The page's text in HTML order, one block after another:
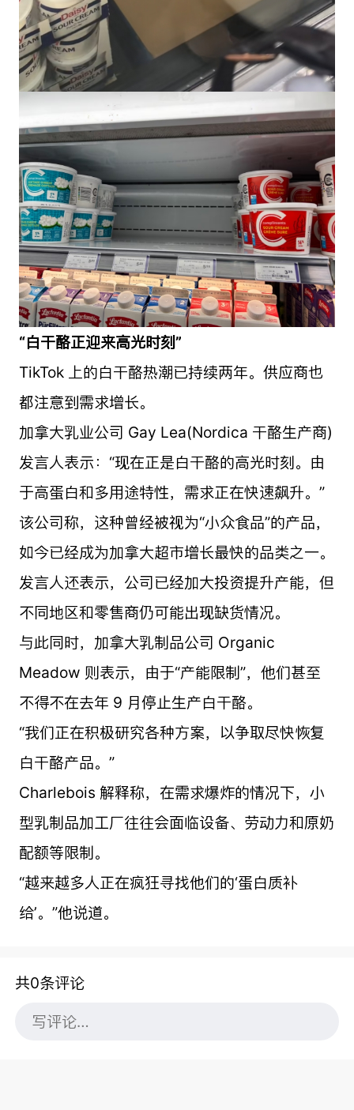
“白干酪正迎来高光时刻”
TikTok 上的白干酪热潮已持续两年。供应商也
都注意到需求增长。
加拿大乳业公司 Gay Lea(Nordica 干酪生产商)
发言人表示：“现在正是白干酪的高光时刻。由
于高蛋白和多用途特性，需求正在快速飙升。”
该公司称，这种曾经被视为“小众食品”的产品，
如今已经成为加拿大超市增长最快的品类之一。
发言人还表示，公司已经加大投资提升产能，但
不同地区和零售商仍可能出现缺货情况。
与此同时，加拿大乳制品公司 Organic
Meadow 则表示，由于“产能限制”，他们甚至
不得不在去年 9 月停止生产白干酪。
“我们正在积极研究各种方案，以争取尽快恢复
白干酪产品。”
Charlebois 解释称，在需求爆炸的情况下，小
型乳制品加工厂往往会面临设备、劳动力和原奶
配额等限制。
“越来越多人正在疯狂寻找他们的‘蛋白质补
给’。”他说道。
共0条评论